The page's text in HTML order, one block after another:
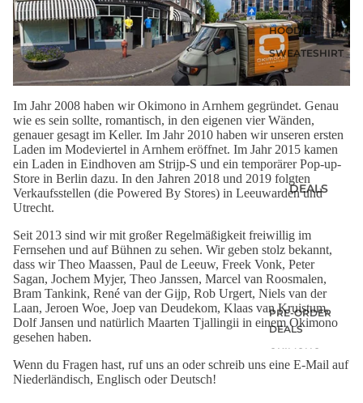
DIESE WOCHE
NEU
PRE-ORDER
DEALS
AKTUELLE
HOODIES
SWEATESHIRT
S
HOODIES MIT
REISSVERSCHLU
SS
LONGSLEEVES
DEALS
PRE-ORDER
DEALS
OKIMONO
MEMBERSHIP
Im Jahr 2008 haben wir Okimono in Arnhem gegründet. Genau
wie es sein sollte, romantisch, in den eigenen vier Wänden,
genauer gesagt im Keller. Im Jahr 2010 haben wir unseren ersten
Laden im Modeviertel in Arnhem eröffnet. Im Jahr 2015 kamen
ein Laden in Eindhoven am Strijp-S und ein temporärer Pop-up-
Store in Berlin dazu. In den Jahren 2018 und 2019 folgten
Verkaufsstellen (die Powered By Stores) in Leeuwarden und
Utrecht.
Seit 2013 sind wir mit großer Regelmäßigkeit freiwillig im
Fernsehen und auf Bühnen zu sehen. Wir geben stolz bekannt,
dass wir Theo Maassen, Paul de Leeuw, Freek Vonk, Peter
Sagan, Jochem Myjer, Theo Janssen, Marcel van Roosmalen,
Bram Tankink, René van der Gijp, Rob Urgert, Niels van der
Laan, Jeroen Woe, Joep van Deudekom, Klaas van Kruistum,
Dolf Jansen und natürlich Maarten Tjallingii in einem Okimono
gesehen haben.
Wenn du Fragen hast, ruf uns an oder schreib uns eine E-Mail auf
Niederländisch, Englisch oder Deutsch!